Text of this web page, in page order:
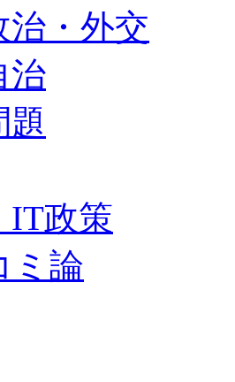
治・外交
治
題
IT政策
ミ論